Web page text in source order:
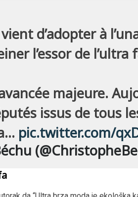
vient d’adopter à
l’essor de
majeure.
issus de tous
pic.twitter.com/